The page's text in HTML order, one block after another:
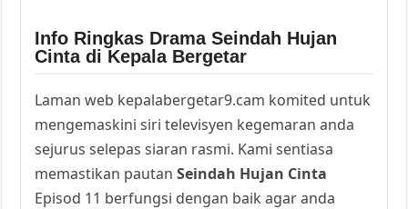
Info Ringkas Drama Seindah Hujan
Cinta di Kepala Bergetar
Laman web kepalabergetar9.cam komited untuk
mengemaskini siri televisyen kegemaran anda
sejurus selepas siaran rasmi. Kami sentiasa
memastikan pautanSeindah Hujan Cinta
Episod 11 berfungsi dengan baik agar anda